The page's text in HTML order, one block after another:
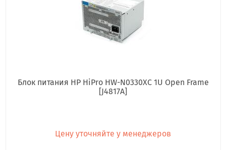
Блок питания HP HiPro HW-N0330XC 1U Open Frame
[J4817A]
Цену уточняйте у менеджеров